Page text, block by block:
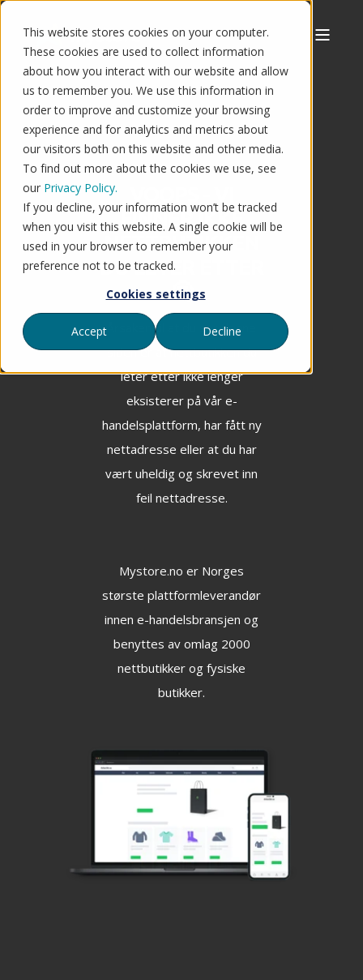
This website stores cookies on your computer.
These cookies are used to collect information
about how you interact with our website and allow
us to remember you. We use this information in
order to improve and customize your browsing
experience and for analytics and metrics about
our visitors both on this website and other media.
To find out more about the cookies we use, see
our Privacy Policy.
If you decline, your information won’t be tracked
when you visit this website. A single cookie will be
used in your browser to remember your
preference not to be tracked.
Cookies settings
Accept Decline
FINNER IKKE
NETTBUTIKKEN
DU LETER ETTER
🤔
Årsaken til at du ser denne
siden er at nettbutikken du
leter etter ikke lenger
eksisterer på vår e-
handelsplattform, har fått ny
nettadresse eller at du har
vært uheldig og skrevet inn
feil nettadresse.
Mystore.no er Norges
største plattformleverandør
innen e-handelsbransjen og
benyttes av omlag 2000
nettbutikker og fysiske
butikker.